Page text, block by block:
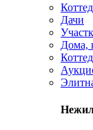
Дачи
Дома,